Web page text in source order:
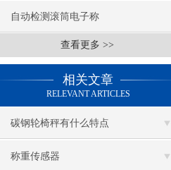
自动检测滚筒电子称
查看更多 >>
相关文章
RELEVANT ARTICLES
碳钢轮椅秤有什么特点
称重传感器